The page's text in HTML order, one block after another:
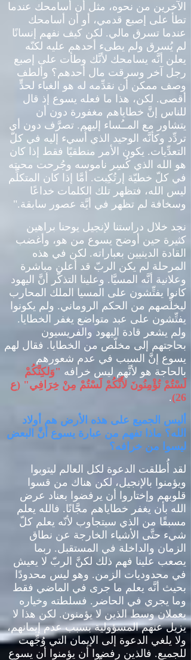
الآخرين من نحوه، مثل أن أسامحك عندما
تطأ على إصبع قدمي، أو أن أسامحك
عندما تسرق مالي. لكن كيف نفهم إنسانًا
لم يُسرق ولم يطىء أحدهم عليه لكنّه
يعلن أنَّه يسامحك لأنَّك وطأت على إصبع
رجل آخر وسرقت مال أحدهم؟ وألطف
وصف ممكن أن نقدِّمه له هو الغباء لحدٍّ
أقصى. لكن، هذا ما فعله يسوع إذ قال
للناس إنَّ خطاياهم مغفورة دون أن
يتشاور مع المــُساء إليهم. تصرَّف دون أي
تردِّد وكأنَّه الوحيد الذي أُسيء إليه في كلّ
التعدِّيات. يكون الأمر منطقيًا فقط إذا كان
هو الله الذي كُسِر ناموسه وجُرحت محبته
في كلّ خطيّة إرتُكِبت.
أمَّا إذا كان المتكلِّم
ليس الله، فتظهر تلك الكلمات خداعًا
وسخافة لم تظهر في أيَّة عصور سابقة."
نجد خلال دراستنا لإنجيل يوحنا براهين
كثيرة حين أوضح يسوع من هو، وأغضب
القادة الدينيين بعباراته. لكن في هذه
المرحلة لم يكن الربّ قد أعلن مباشرة
وعلانية أنَّه المسيَّا. وعلينا التذكّر أنَّ اليهود
كانوا يفتِّشون على المسيا الملك المحارب
ليخلِّصهم من الحكم الروماني. ولم يكونوا
يفتِّشون على عبد متواضع يغفر الخطايا.
ولم يشعر قادة اليهود والفريسيون
بحاجتهم إلى مخلّص من الخطايا. فقال لهم
يسوع إنَّ السبب في عدم شعورهم
بالحاجة هو لأنَّهم ليس خرافه "وَلكِنَّكُمْ
لَسْتُمْ تُؤْمِنُونَ لأَنَّكُمْ لَسْتُمْ مِنْ خِرَافِي" (ع
26)
.
أليس الجميع على هذه الأرض هم أولاد
الله؟ ماذا تفهم من عبارة يسوع أنَّ البعض
ليسوا من خرافه؟
لقد أُطلقت الدعوة لكل العالم ليتوبوا
ويؤمنوا بالإنجيل، لكن هناك من قسوا
قلوبهم وإختاروا أن يرفضوا بعناد عرض
الله بأن يغفر خطاياهم مجَّانًا. فالله يعلم
مسبقًا من الذي سيتجاوب لأنّه يعلم كلّ
شيء حتَّى الأشياء الخارجة عن نطاق
الزمان والداخلة في المستقبل. ربما
يصعب علينا فهم ذلك لكنَّ الربّ لا يعيش
في محدوديات الزمن. وهو ليس محدودًا
بحيث أنَّه يعلم ما جرى في الماضي فقط
وما يجري في الحاضر . فسلطته وخياره
يعملان وسط الذين لا يؤمنون. لكن هذا لا
يزيل عنهم المسؤولية بسبب عدم إيمانهم،
ولا يلغي الدعوة إلى الإيمان التي وُجِّهت
للجميع. فالذين رفضوا أن يؤمنوا أن يسوع